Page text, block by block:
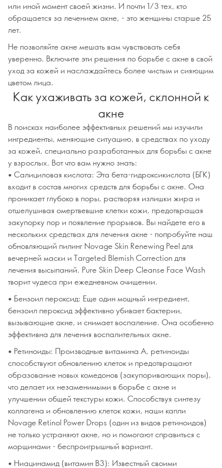
или иной момент своей жизни. И почти 1/3 тех, кто
обращается за лечением акне, - это женщины старше 25
лет.
Не позволяйте акне мешать вам чувствовать себя
уверенно. Включите эти решения по борьбе с акне в свой
уход за кожей и наслаждайтесь более чистым и сияющим
цветом лица.
Как ухаживать за кожей, склонной к
акне
В поисках наиболее эффективных решений мы изучили
ингредиенты, меняющие ситуацию, в средствах по уходу
за кожей, специально разработанных для борьбы с акне
у взрослых. Вот что вам нужно знать:
• Салициловая кислота: Эта бета-гидроксикислота (БГК)
входит в состав многих средств для борьбы с акне. Она
проникает глубоко в поры, растворяя излишки жира и
отшелушивая омертвевшие клетки кожи, предотвращая
закупорку пор и появление прорывов. Вы найдете его в
нескольких средствах для лечения акне - попробуйте наш
обновляющий пилинг Novage Skin Renewing Peel для
вечерней маски и Targeted Blemish Correction для
лечения высыпаний. Pure Skin Deep Cleanse Face Wash
творит чудеса при ежедневном очищении.
• Бензоил пероксид: Еще один мощный ингредиент,
бензоил пероксид эффективно убивает бактерии,
вызывающие акне, и снимает воспаление. Она особенно
эффективна для лечения воспалительных акне.
• Ретиноиды: Производные витамина А, ретиноиды
способствуют обновлению клеток и предотвращают
образование новых комедонов (закупоривающих поры),
что делает их незаменимыми в борьбе с акне и
улучшении общей текстуры кожи. Способствуя синтезу
коллагена и обновлению клеток кожи, наши капли
Novage Retinol Power Drops (один из видов ретиноидов)
не только устраняют акне, но и помогают справиться с
морщинами - беспроигрышный вариант.
• Ниацинамид (витамин B3): Известный своими